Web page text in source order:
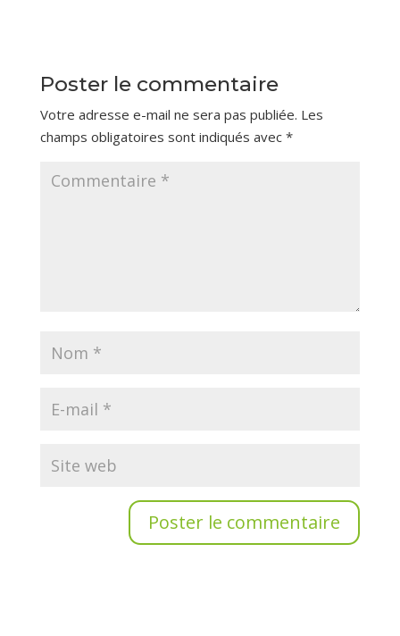
Poster le commentaire
Votre adresse e-mail ne sera pas publiée. Les
champs obligatoires sont indiqués avec *